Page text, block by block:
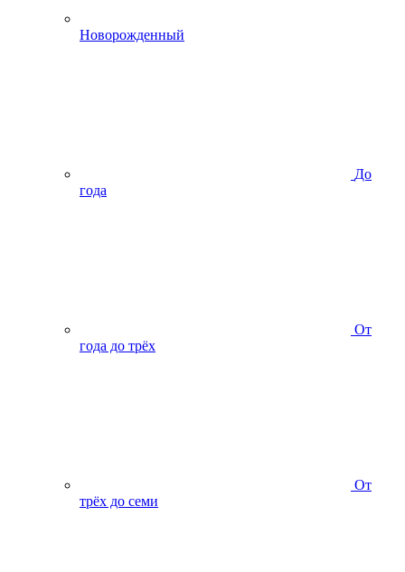
Новорожденный
До
года
От
года до трёх
От
трёх до семи